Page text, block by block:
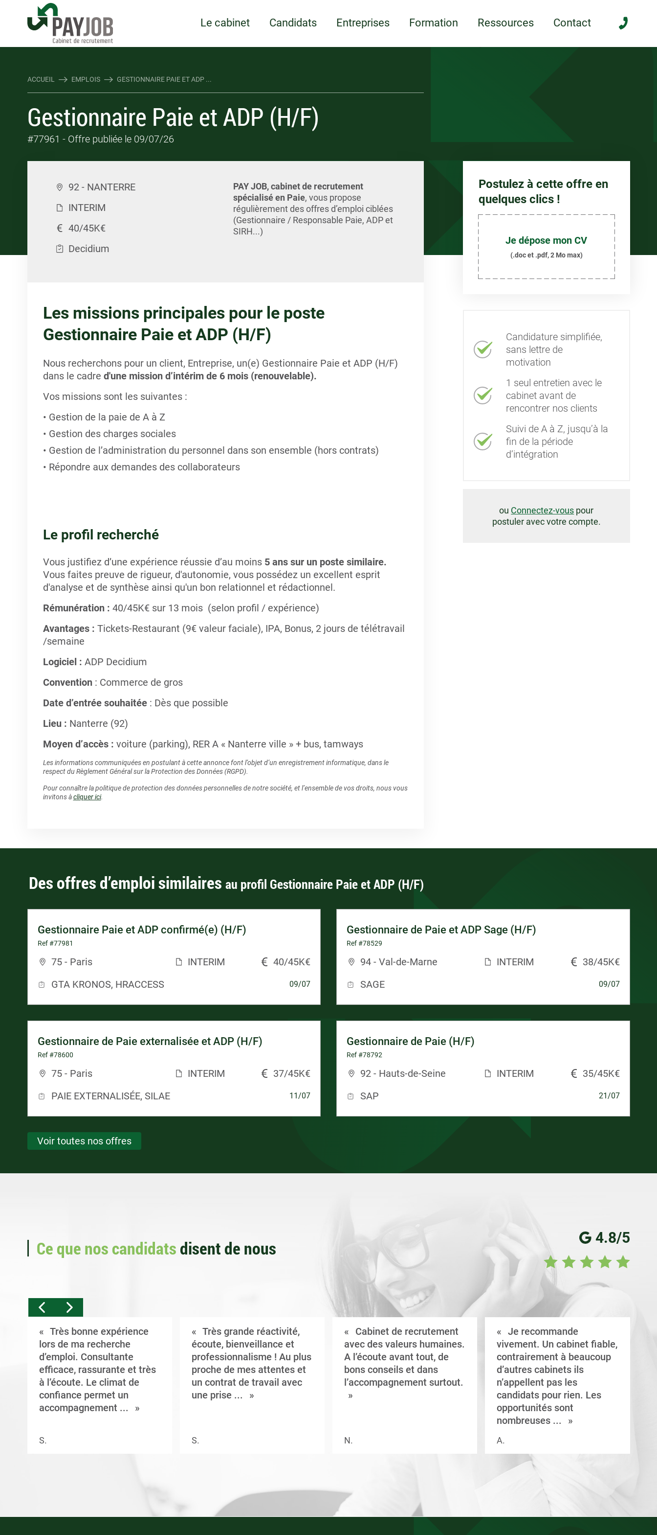
Le cabinet Candidats Entreprises Formation Ressources Contact
ACCUEIL EMPLOIS GESTIONNAIRE PAIE ET ADP ...
Gestionnaire Paie et ADP (H/F)
#77961 - Offre publiée le 09/07/26
92 - NANTERRE
INTERIM
40/45K€
Decidium
PAY JOB, cabinet de recrutement
spécialisé en Paie, vous propose
régulièrement des offres d’emploi ciblées
(Gestionnaire / Responsable Paie, ADP et
SIRH...)
Les missions principales pour le poste
Gestionnaire Paie et ADP (H/F)
Nous recherchons pour un client, Entreprise, un(e) Gestionnaire Paie et ADP (H/F)
dans le cadre d'une mission d’intérim de 6 mois (renouvelable).
Vos missions sont les suivantes :
Gestion de la paie de A à Z
Gestion des charges sociales
Gestion de l’administration du personnel dans son ensemble (hors contrats)
Répondre aux demandes des collaborateurs
Le profil recherché
Vous justifiez d’une expérience réussie d’au moins5 ans sur un poste similaire.
Vous faites preuve de rigueur, d'autonomie, vous possédez un excellent esprit
d'analyse et de synthèse ainsi qu'un bon relationnel et rédactionnel.
Rémunération : 40/45K€ sur 13 mois (selon profil / expérience)
Avantages : Tickets-Restaurant (9€ valeur faciale), IPA, Bonus, 2 jours de télétravail
/semaine
Logiciel : ADP Decidium
Convention : Commerce de gros
Date d’entrée souhaitée : Dès que possible
Lieu : Nanterre (92)
Moyen d’accès : voiture (parking), RER A « Nanterre ville » + bus, tamways
Les informations communiquées en postulant à cette annonce font l’objet d’un enregistrement informatique, dans le
respect du Règlement Général sur la Protection des Données (RGPD).
Pour connaître la politique de protection des données personnelles de notre société, et l’ensemble de vos droits, nous vous
invitons àcliquer ici.
Postulez à cette offre en
quelques clics !
Je dépose mon CV
(.doc et .pdf, 2 Mo max)
Candidature simplifiée,
sans lettre de
motivation
1 seul entretien avec le
cabinet avant de
rencontrer nos clients
Suivi de A à Z, jusqu’à la
fin de la période
d’intégration
ou Connectez-vous pour
postuler avec votre compte.
Des offres d’emploi similaires au profil Gestionnaire Paie et ADP (H/F)
Gestionnaire Paie et ADP confirmé(e) (H/F)
Ref #77981
75 - Paris INTERIM
40/45K€
GTA KRONOS, HRACCESS
09/07
Gestionnaire de Paie et ADP Sage (H/F)
Ref #78529
94 - Val-de-Marne INTERIM
38/45K€
SAGE
09/07
Gestionnaire de Paie externalisée et ADP (H/F)
Ref #78600
75 - Paris INTERIM
37/45K€
PAIE EXTERNALISÉE, SILAE
11/07
Gestionnaire de Paie (H/F)
Ref #78792
92 - Hauts-de-Seine INTERIM
35/45K€
SAP
21/07
Voir toutes nos offres
4.8/5
Ce que nos candidats disent de nous
Très bonne expérience
lors de ma recherche
d’emploi. Consultante
efficace, rassurante et très
à l’écoute. Le climat de
confiance permet un
accompagnement ...
S.
Très grande réactivité,
écoute, bienveillance et
professionnalisme ! Au plus
proche de mes attentes et
un contrat de travail avec
une prise ...
S.
Cabinet de recrutement
avec des valeurs humaines.
A l’écoute avant tout, de
bons conseils et dans
l’accompagnement surtout.
N.
Je recommande
vivement. Un cabinet fiable,
contrairement à beaucoup
d’autres cabinets ils
n’appellent pas les
candidats pour rien. Les
opportunités sont
nombreuses ...
A.